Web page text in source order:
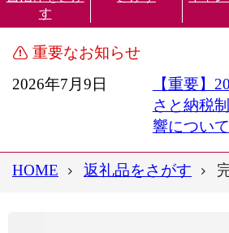
す
重要なお知らせ
2026年7月9日
【重要】
さと納税
響について
HOME 返礼品をさがす